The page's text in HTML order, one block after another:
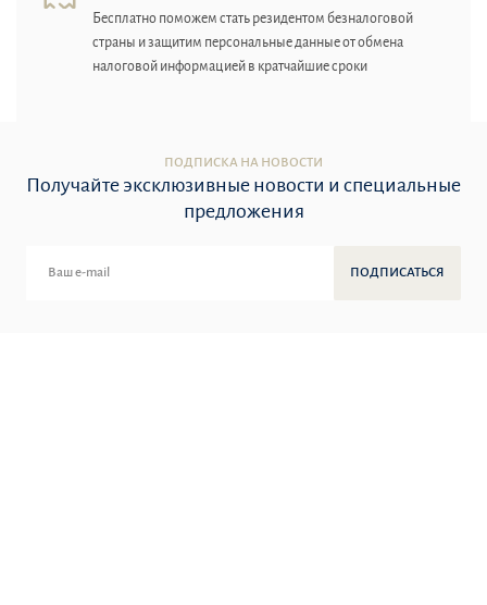
Бесплатно поможем стать резидентом безналоговой
страны и защитим персональные данные от обмена
налоговой информацией в кратчайшие сроки
ПОДПИСКА НА НОВОСТИ
Получайте эксклюзивные новости и специальные
предложения
ПОДПИСАТЬСЯ